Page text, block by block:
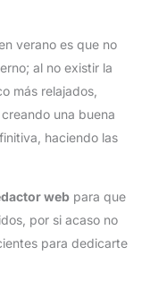
verano es que no
al no existir la
más relajados,
una buena
haciendo las
webpara que
por si acaso no
para dedicarte